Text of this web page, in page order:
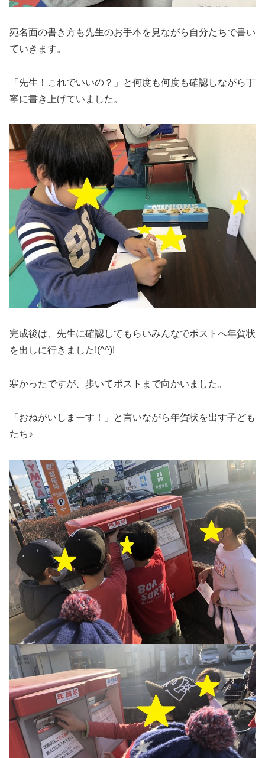
宛名面の書き方も先生のお手本を見ながら自分たちで書い
ていきます。
「先生！これでいいの？」と何度も何度も確認しながら丁
寧に書き上げていました。
完成後は、先生に確認してもらいみんなでポストへ年賀状
を出しに行きました!(^^)!
寒かったですが、歩いてポストまで向かいました。
「おねがいしまーす！」と言いながら年賀状を出す子ども
たち♪